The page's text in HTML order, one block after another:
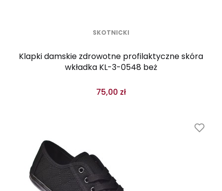
SKOTNICKI
Klapki damskie zdrowotne profilaktyczne skóra
wkładka KL-3-0548 beż
75,00 zł